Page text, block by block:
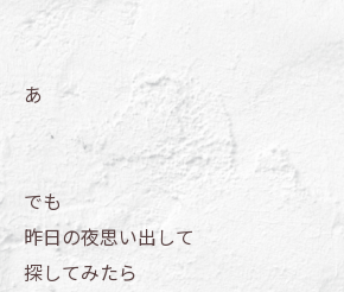
あ
でも
昨日の夜思い出して
探してみたら